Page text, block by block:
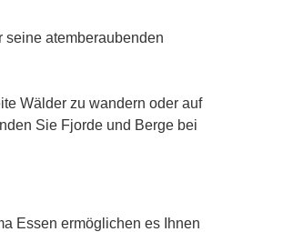
seine atemberaubenden
Wälder zu wandern oder auf
Sie Fjorde und Berge bei
Essen ermöglichen es Ihnen